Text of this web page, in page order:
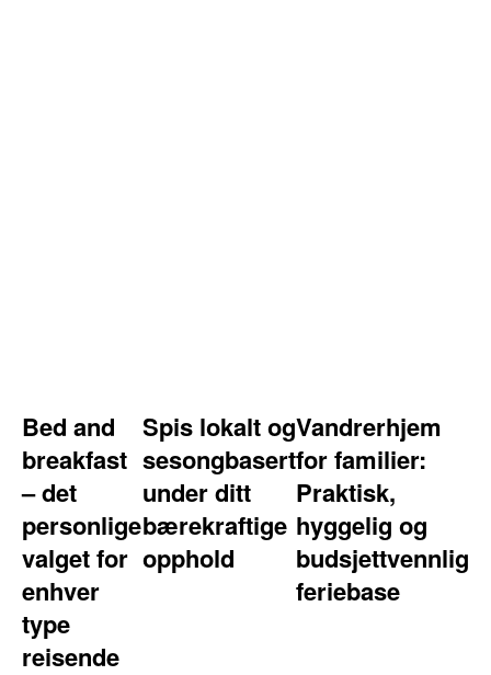
Bed and
breakfast
– det
personlige
valget for
enhver
type
reisende
Spis lokalt og
sesongbasert
under ditt
bærekraftige
opphold
Vandrerhjem
for familier:
Praktisk,
hyggelig og
budsjettvennlig
feriebase